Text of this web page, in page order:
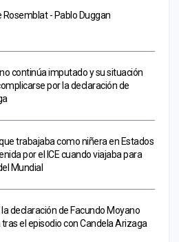
Rosemblat - Pablo Duggan
continúa imputado y su situación
por la declaración de
trabajaba como niñera en Estados
por el ICE cuando viajaba para
Mundial
declaración de Facundo Moyano
el episodio con Candela Arizaga